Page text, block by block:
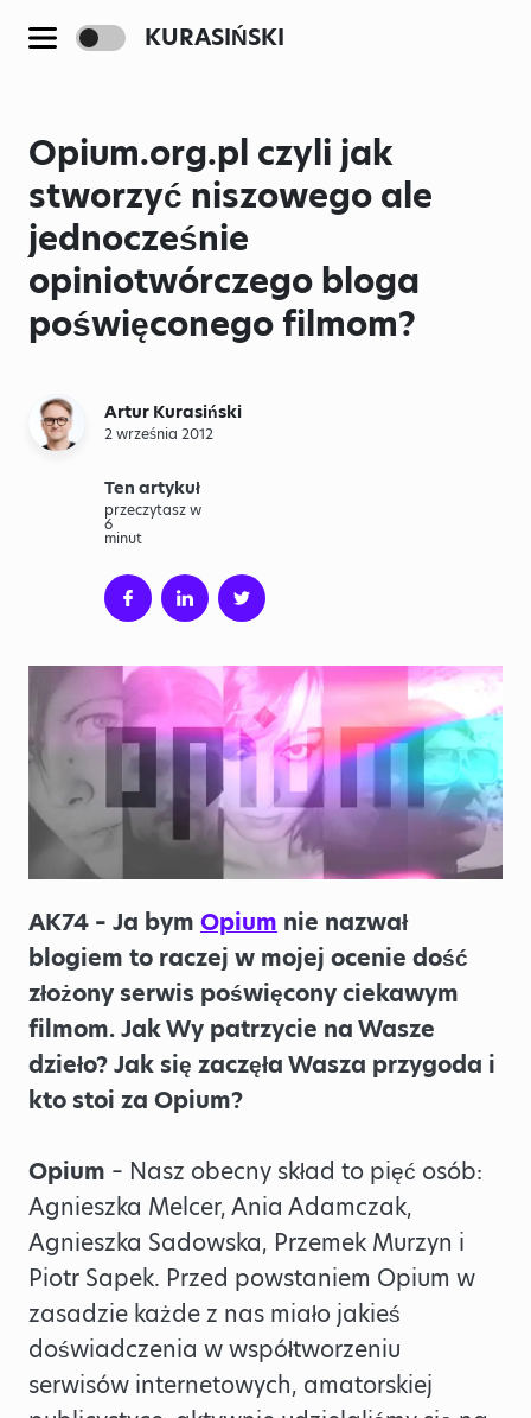
KURASIŃSKI
Opium.org.pl czyli jak
stworzyć niszowego ale
jednocześnie
opiniotwórczego bloga
poświęconego filmom?
Artur Kurasiński
2 września 2012
Ten artykuł
przeczytasz w
6
minut
AK74 – Ja bym Opium nie nazwał
blogiem to raczej w mojej ocenie dość
złożony serwis poświęcony ciekawym
filmom. Jak Wy patrzycie na Wasze
dzieło? Jak się zaczęła Wasza przygoda i
kto stoi za Opium?
Opium – Nasz obecny skład to pięć osób:
Agnieszka Melcer, Ania Adamczak,
Agnieszka Sadowska, Przemek Murzyn i
Piotr Sapek. Przed powstaniem Opium w
zasadzie każde z nas miało jakieś
doświadczenia w współtworzeniu
serwisów internetowych, amatorskiej